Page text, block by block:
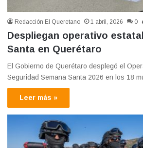
Redacción El Queretano 1 abril, 2026 0
Despliegan operativo
Santa en Querétaro
El Gobierno de Querétaro desplegó el
Seguridad Semana Santa 2026 en los 18
Leer más »